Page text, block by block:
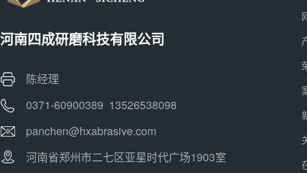
河南四成研磨科技有限公司
陈经理
0371-60900389 13526538098
panchen@hxabrasive.com
河南省郑州市二七区亚星时代广场1903室